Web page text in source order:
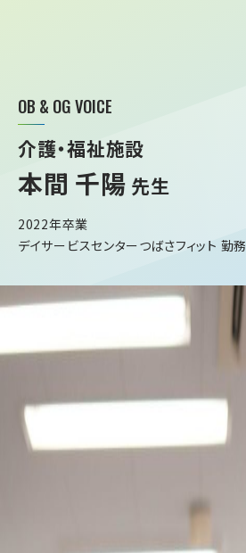
OB & OG VOICE
介護・福祉施設
本間 千陽 先生
2022年卒業
デイサービスセンターつばさフィット 勤務